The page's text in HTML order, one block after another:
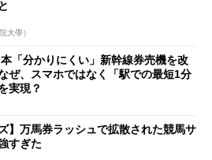
大學）
「分かりにくい」新幹線券売機を改
、スマホではなく「駅での最短1分
実現？
ズ】万馬券ラッシュで拡散された競馬サ
すぎた